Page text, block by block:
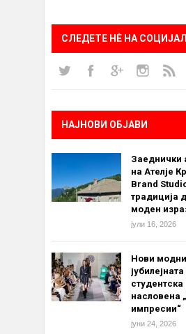
СЛЕДЕТЕ НÈ НА
НАЈНОВИ ОБЈАВИ
Заеднички
на Ателје
Brand
традиција
моден
јули 16, 2026
Нови
насловена
импресии“
јуни 24, 2026